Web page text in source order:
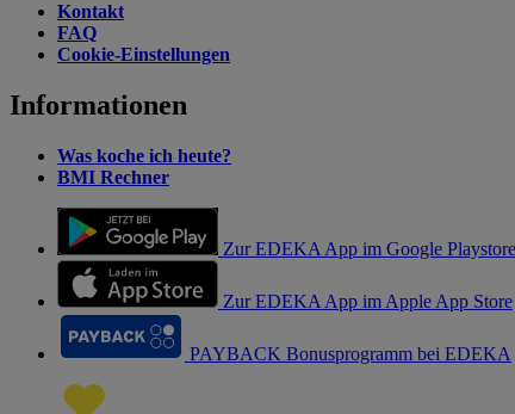
Kontakt
FAQ
Cookie-Einstellungen
Informationen
Was koche ich heute?
BMI Rechner
Zur EDEKA App im Google Playstore
Zur EDEKA App im Apple App Store
PAYBACK Bonusprogramm bei EDEKA